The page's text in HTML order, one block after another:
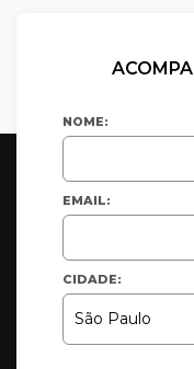
NOME:
EMAIL:
CIDADE: